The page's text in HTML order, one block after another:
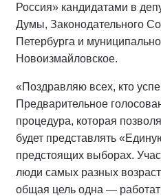
Россия» кандидатами в
Думы, Законодательного
Петербурга и
Новоизмайловское.
«Поздравляю всех, кто
Предварительное
процедура, которая
будет представлять
предстоящих выборах.
люди самых разных
общая цель одна —